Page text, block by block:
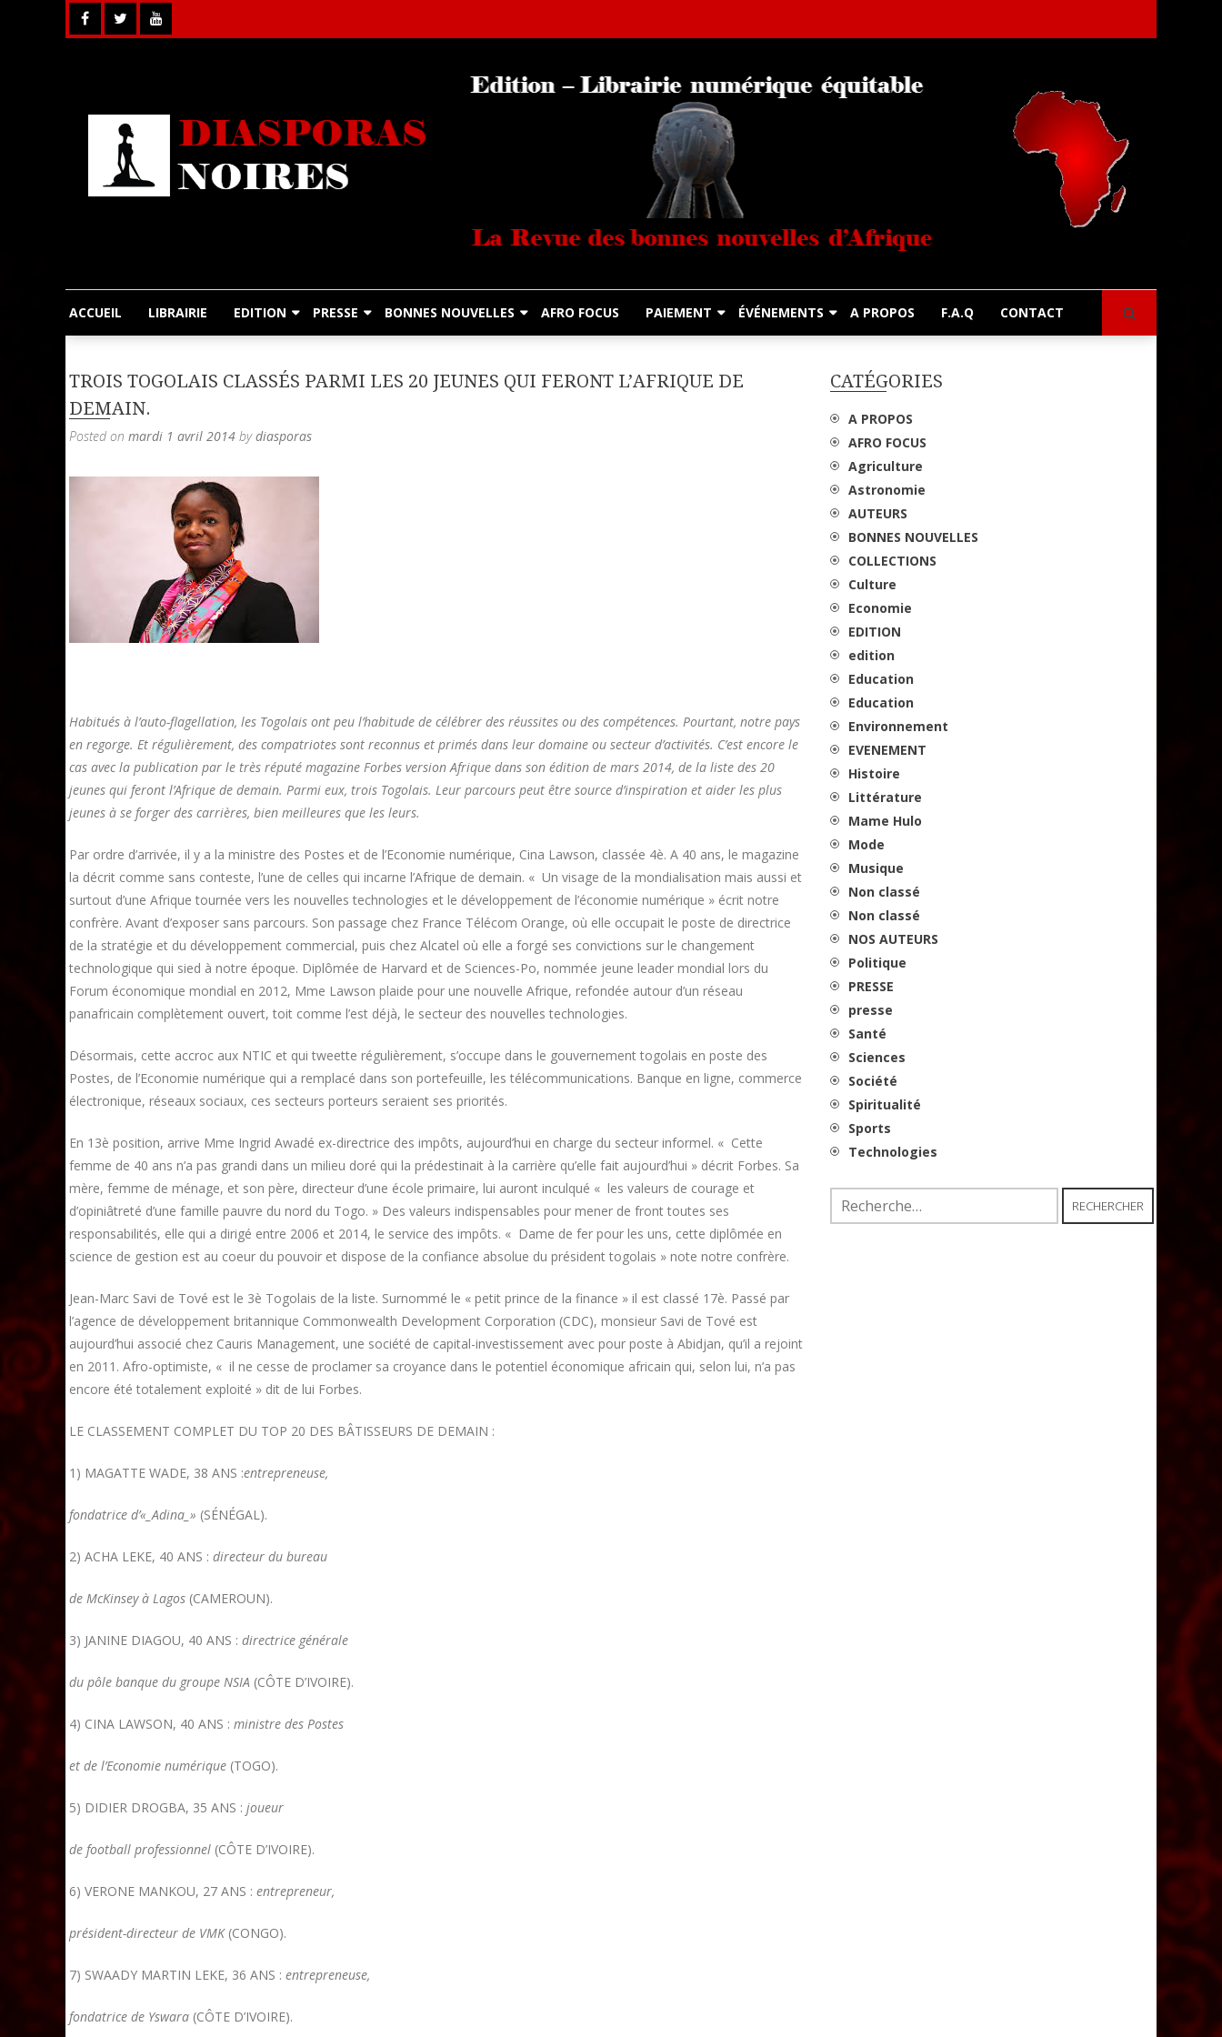
Skip
to
Diasporas Noires
ACCUEIL LIBRAIRIE EDITION PRESSE BONNES NOUVELLES AFRO FOCUS PAIEMENT ÉVÉNEMENTS A PROPOS F.A.Q CONTACT
TROIS TOGOLAIS CLASSÉS PARMI LES 20 JEUNES QUI FERONT L’AFRIQUE DE
DEMAIN.
Posted on mardi 1 avril 2014 bydiasporas
Habitués à l’auto-flagellation, les Togolais ont peu l’habitude de célébrer des réussites ou des compétences. Pourtant, notre pays
en regorge. Et régulièrement, des compatriotes sont reconnus et primés dans leur domaine ou secteur d’activités. C’est encore le
cas avec la publication par le très réputé magazine Forbes version Afrique dans son édition de mars 2014, de la liste des 20
jeunes qui feront l’Afrique de demain. Parmi eux, trois Togolais. Leur parcours peut être source d’inspiration et aider les plus
jeunes à se forger des carrières, bien meilleures que les leurs.
Par ordre d’arrivée, il y a la ministre des Postes et de l’Economie numérique, Cina Lawson, classée 4è. A 40 ans, le magazine
la décrit comme sans conteste, l’une de celles qui incarne l’Afrique de demain. « Un visage de la mondialisation mais aussi et
surtout d’une Afrique tournée vers les nouvelles technologies et le développement de l’économie numérique » écrit notre
confrère. Avant d’exposer sans parcours. Son passage chez France Télécom Orange, où elle occupait le poste de directrice
de la stratégie et du développement commercial, puis chez Alcatel où elle a forgé ses convictions sur le changement
technologique qui sied à notre époque. Diplômée de Harvard et de Sciences-Po, nommée jeune leader mondial lors du
Forum économique mondial en 2012, Mme Lawson plaide pour une nouvelle Afrique, refondée autour d’un réseau
panafricain complètement ouvert, toit comme l’est déjà, le secteur des nouvelles technologies.
Désormais, cette accroc aux NTIC et qui tweette régulièrement, s’occupe dans le gouvernement togolais en poste des
Postes, de l’Economie numérique qui a remplacé dans son portefeuille, les télécommunications. Banque en ligne, commerce
électronique, réseaux sociaux, ces secteurs porteurs seraient ses priorités.
En 13è position, arrive Mme Ingrid Awadé ex-directrice des impôts, aujourd’hui en charge du secteur informel. « Cette
femme de 40 ans n’a pas grandi dans un milieu doré qui la prédestinait à la carrière qu’elle fait aujourd’hui » décrit Forbes. Sa
mère, femme de ménage, et son père, directeur d’une école primaire, lui auront inculqué « les valeurs de courage et
d’opiniâtreté d’une famille pauvre du nord du Togo. » Des valeurs indispensables pour mener de front toutes ses
responsabilités, elle qui a dirigé entre 2006 et 2014, le service des impôts. « Dame de fer pour les uns, cette diplômée en
science de gestion est au coeur du pouvoir et dispose de la confiance absolue du président togolais » note notre confrère.
Jean-Marc Savi de Tové est le 3è Togolais de la liste. Surnommé le « petit prince de la finance » il est classé 17è. Passé par
l’agence de développement britannique Commonwealth Development Corporation (CDC), monsieur Savi de Tové est
aujourd’hui associé chez Cauris Management, une société de capital-investissement avec pour poste à Abidjan, qu’il a rejoint
en 2011. Afro-optimiste, « il ne cesse de proclamer sa croyance dans le potentiel économique africain qui, selon lui, n’a pas
encore été totalement exploité » dit de lui Forbes.
LE CLASSEMENT COMPLET DU TOP 20 DES BÂTISSEURS DE DEMAIN :
1) MAGATTE WADE, 38 ANS :entrepreneuse,
fondatrice d’«_Adina_» (SÉNÉGAL).
2) ACHA LEKE, 40 ANS : directeur du bureau
de McKinsey à Lagos (CAMEROUN).
3) JANINE DIAGOU, 40 ANS : directrice générale
du pôle banque du groupe NSIA (CÔTE D’IVOIRE).
4) CINA LAWSON, 40 ANS : ministre des Postes
et de l’Economie numérique (TOGO).
5) DIDIER DROGBA, 35 ANS : joueur
de football professionnel (CÔTE D’IVOIRE).
6) VERONE MANKOU, 27 ANS : entrepreneur,
président-directeur de VMK (CONGO).
7) SWAADY MARTIN LEKE, 36 ANS : entrepreneuse,
fondatrice de Yswara (CÔTE D’IVOIRE).
CATÉGORIES
A PROPOS
AFRO FOCUS
Agriculture
Astronomie
AUTEURS
BONNES NOUVELLES
COLLECTIONS
Culture
Economie
EDITION
edition
Education
Education
Environnement
EVENEMENT
Histoire
Littérature
Mame Hulo
Mode
Musique
Non classé
Non classé
NOS AUTEURS
Politique
PRESSE
presse
Santé
Sciences
Société
Spiritualité
Sports
Technologies
Rechercher :